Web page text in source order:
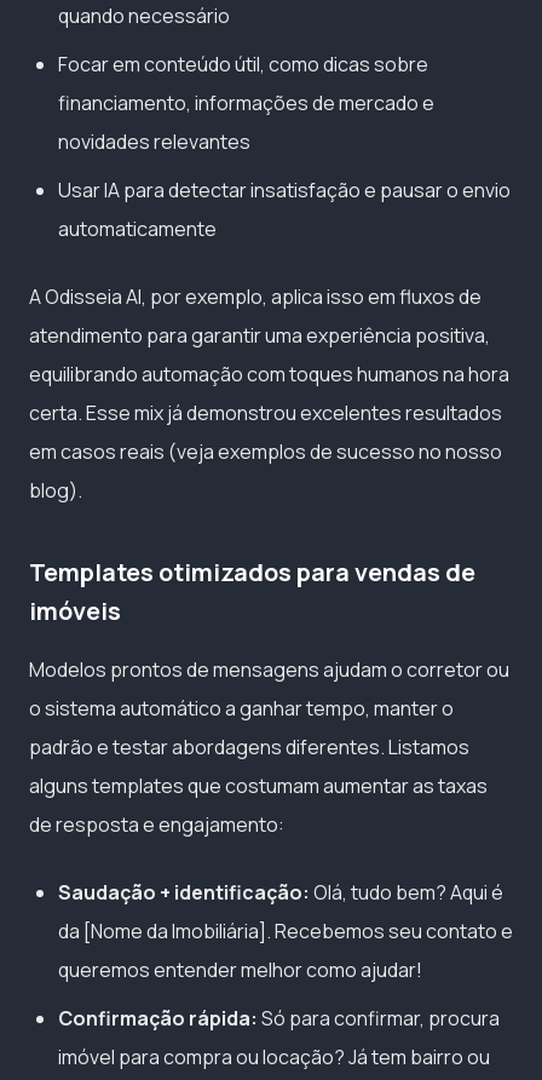
quando necessário
Focar em conteúdo útil, como dicas sobre
financiamento, informações de mercado e
novidades relevantes
Usar IA para detectar insatisfação e pausar o envio
automaticamente
A Odisseia AI, por exemplo, aplica isso em fluxos de
atendimento para garantir uma experiência positiva,
equilibrando automação com toques humanos na hora
certa. Esse mix já demonstrou excelentes resultados
em casos reais (veja exemplos de sucesso no nosso
blog).
Templates otimizados para vendas de
imóveis
Modelos prontos de mensagens ajudam o corretor ou
o sistema automático a ganhar tempo, manter o
padrão e testar abordagens diferentes. Listamos
alguns templates que costumam aumentar as taxas
de resposta e engajamento:
Saudação + identificação: Olá, tudo bem? Aqui é
da [Nome da Imobiliária]. Recebemos seu contato e
queremos entender melhor como ajudar!
Confirmação rápida: Só para confirmar, procura
imóvel para compra ou locação? Já tem bairro ou